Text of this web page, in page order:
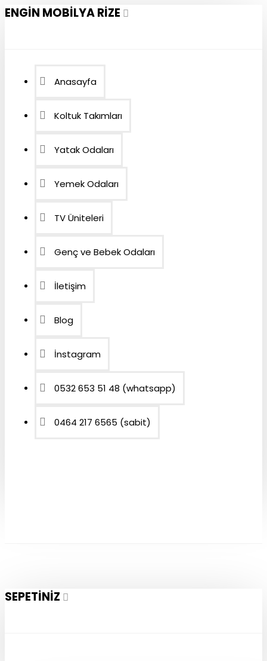
ENGIN MOBILYA RIZE
Anasayfa
Koltuk Takımları
Yatak Odaları
Yemek Odaları
TV Üniteleri
Genç ve Bebek Odaları
İletişim
Blog
İnstagram
0532 653 51 48 (whatsapp)
0464 217 6565 (sabit)
SEPETINIZ